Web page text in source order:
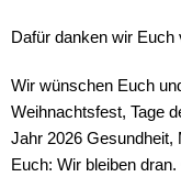
Dafür danken wir Euch
Wir wünschen Euch
Weihnachtsfest, Tage
Jahr 2026
Euch: Wir bleiben